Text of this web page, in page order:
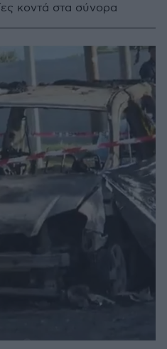
κοντά στα σύνορα